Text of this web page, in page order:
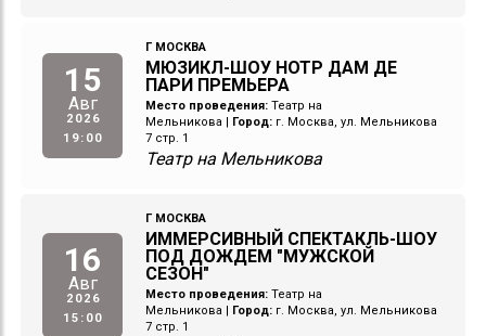
15
Авг
2026
19:00
Г МОСКВА
МЮЗИКЛ-ШОУ НОТР ДАМ ДЕ
ПАРИ ПРЕМЬЕРА
Место проведения: Театр на
Мельникова
Город: г. Москва, ул. Мельникова
7 стр. 1
Театр на Мельникова
16
Авг
2026
15:00
Г МОСКВА
ИММЕРСИВНЫЙ СПЕКТАКЛЬ-ШОУ
ПОД ДОЖДЕМ "МУЖСКОЙ
СЕЗОН"
Место проведения: Театр на
Мельникова
Город: г. Москва, ул. Мельникова
7 стр. 1